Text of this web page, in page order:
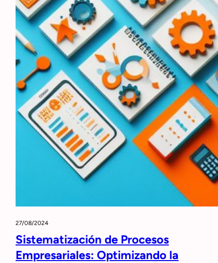
27/08/2024
Sistematización de Procesos
Empresariales: Optimizando la